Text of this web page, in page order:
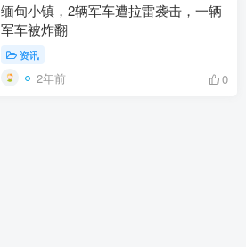
缅甸小镇，2辆军车遭拉雷袭击，一辆
军车被炸翻
资讯
2年前 0